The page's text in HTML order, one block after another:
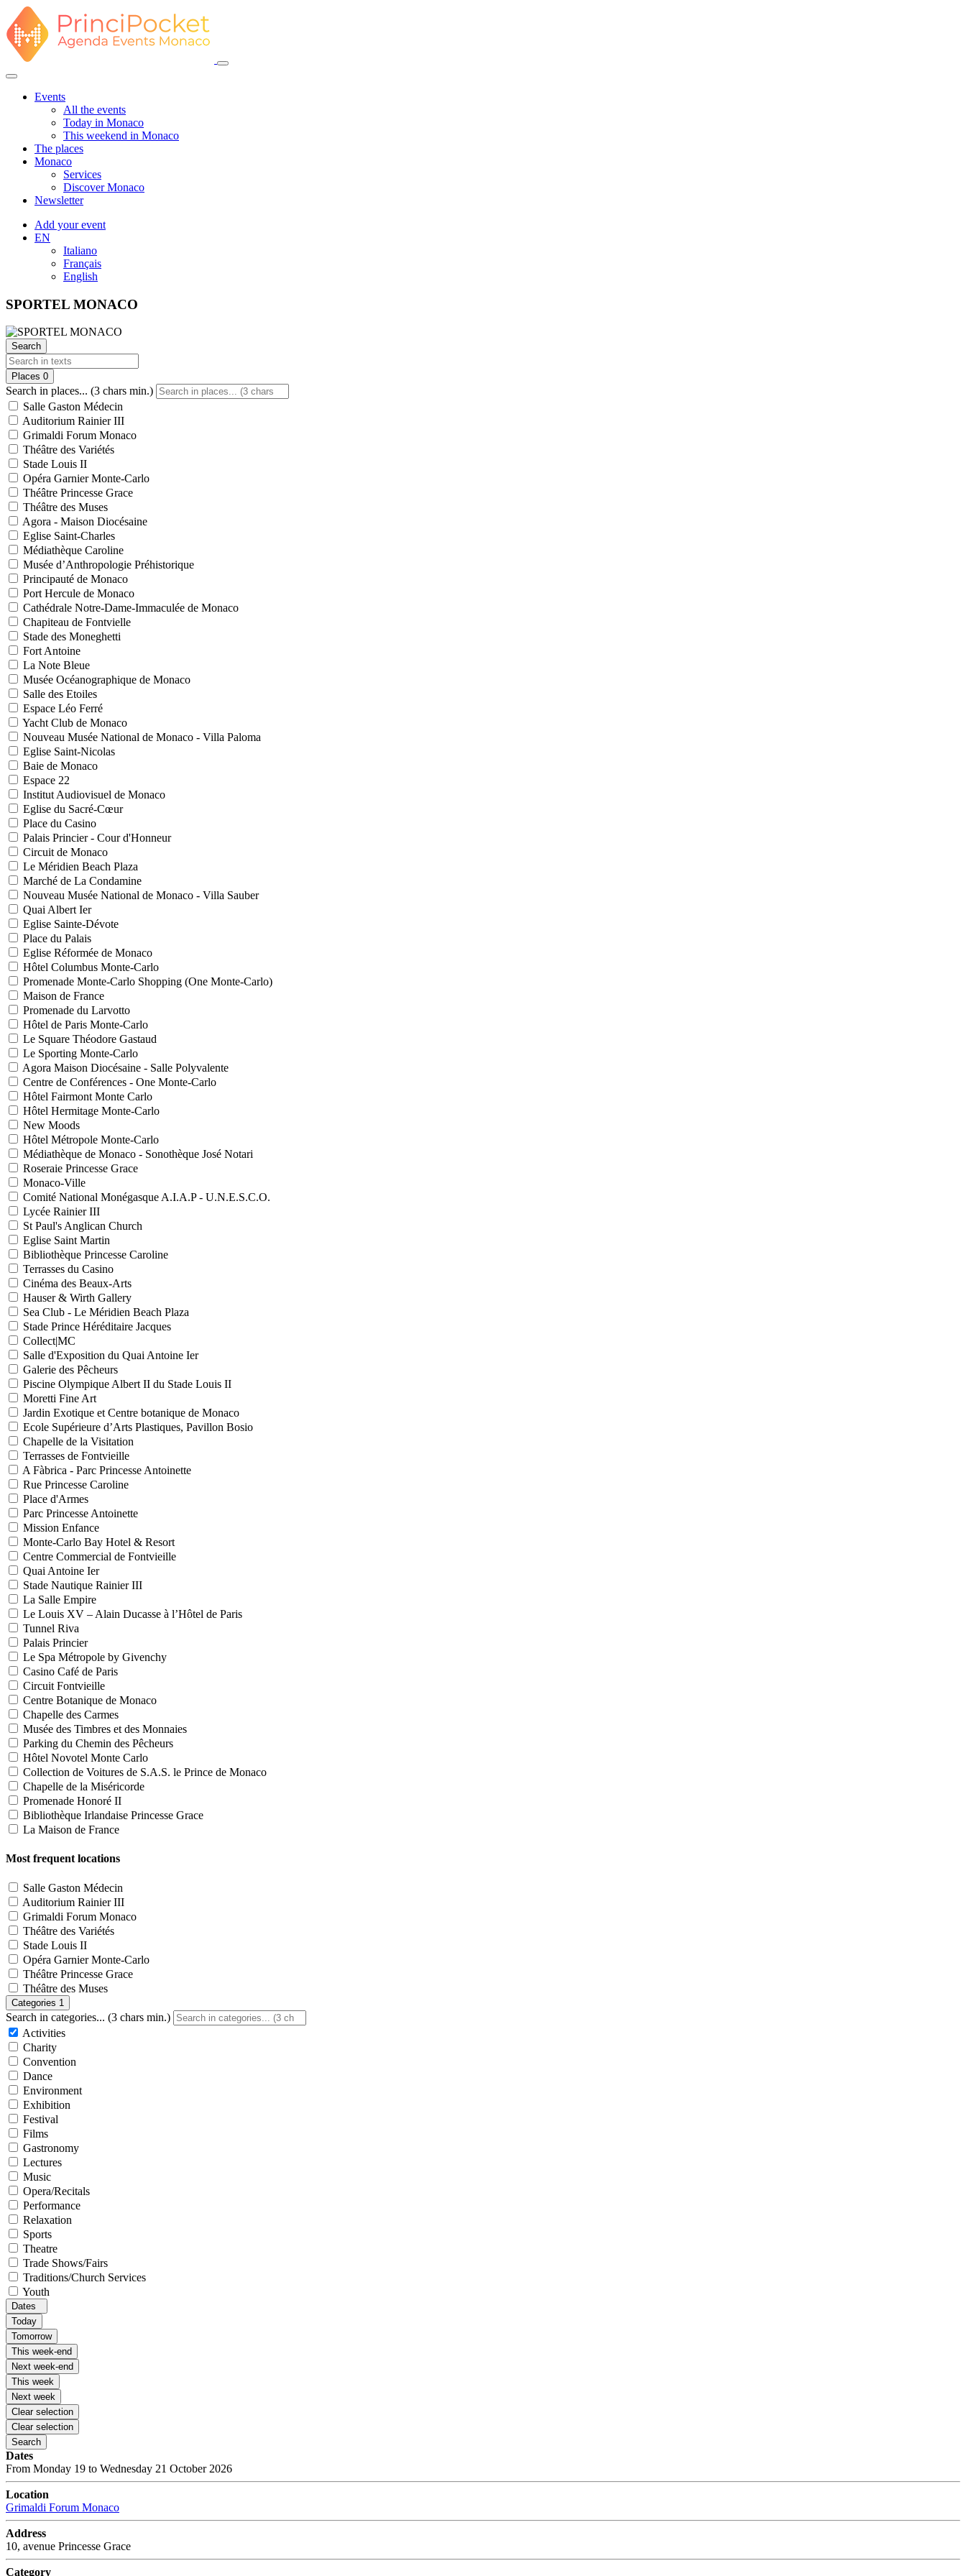
Events
All the events
Today in Monaco
This weekend in Monaco
The places
Monaco
Services
Discover Monaco
Newsletter
Add your event
EN
Italiano
Français
English
SPORTEL MONACO
Search
Places 0
Search in places... (3 chars min.)
Salle Gaston Médecin
Auditorium Rainier III
Grimaldi Forum Monaco
Théâtre des Variétés
Stade Louis II
Opéra Garnier Monte-Carlo
Théâtre Princesse Grace
Théâtre des Muses
Agora - Maison Diocésaine
Eglise Saint-Charles
Médiathèque Caroline
Musée d’Anthropologie Préhistorique
Principauté de Monaco
Port Hercule de Monaco
Cathédrale Notre-Dame-Immaculée de Monaco
Chapiteau de Fontvielle
Stade des Moneghetti
Fort Antoine
La Note Bleue
Musée Océanographique de Monaco
Salle des Etoiles
Espace Léo Ferré
Yacht Club de Monaco
Nouveau Musée National de Monaco - Villa Paloma
Eglise Saint-Nicolas
Baie de Monaco
Espace 22
Institut Audiovisuel de Monaco
Eglise du Sacré-Cœur
Place du Casino
Palais Princier - Cour d'Honneur
Circuit de Monaco
Le Méridien Beach Plaza
Marché de La Condamine
Nouveau Musée National de Monaco - Villa Sauber
Quai Albert Ier
Eglise Sainte-Dévote
Place du Palais
Eglise Réformée de Monaco
Hôtel Columbus Monte-Carlo
Promenade Monte-Carlo Shopping (One Monte-Carlo)
Maison de France
Promenade du Larvotto
Hôtel de Paris Monte-Carlo
Le Square Théodore Gastaud
Le Sporting Monte-Carlo
Agora Maison Diocésaine - Salle Polyvalente
Centre de Conférences - One Monte-Carlo
Hôtel Fairmont Monte Carlo
Hôtel Hermitage Monte-Carlo
New Moods
Hôtel Métropole Monte-Carlo
Médiathèque de Monaco - Sonothèque José Notari
Roseraie Princesse Grace
Monaco-Ville
Comité National Monégasque A.I.A.P - U.N.E.S.C.O.
Lycée Rainier III
St Paul's Anglican Church
Eglise Saint Martin
Bibliothèque Princesse Caroline
Terrasses du Casino
Cinéma des Beaux-Arts
Hauser & Wirth Gallery
Sea Club - Le Méridien Beach Plaza
Stade Prince Héréditaire Jacques
Collect|MC
Salle d'Exposition du Quai Antoine Ier
Galerie des Pêcheurs
Piscine Olympique Albert II du Stade Louis II
Moretti Fine Art
Jardin Exotique et Centre botanique de Monaco
Ecole Supérieure d’Arts Plastiques, Pavillon Bosio
Chapelle de la Visitation
Terrasses de Fontvieille
A Fàbrica - Parc Princesse Antoinette
Rue Princesse Caroline
Place d'Armes
Parc Princesse Antoinette
Mission Enfance
Monte-Carlo Bay Hotel & Resort
Centre Commercial de Fontvieille
Quai Antoine Ier
Stade Nautique Rainier III
La Salle Empire
Le Louis XV – Alain Ducasse à l’Hôtel de Paris
Tunnel Riva
Palais Princier
Le Spa Métropole by Givenchy
Casino Café de Paris
Circuit Fontvieille
Centre Botanique de Monaco
Chapelle des Carmes
Musée des Timbres et des Monnaies
Parking du Chemin des Pêcheurs
Hôtel Novotel Monte Carlo
Collection de Voitures de S.A.S. le Prince de Monaco
Chapelle de la Miséricorde
Promenade Honoré II
Bibliothèque Irlandaise Princesse Grace
La Maison de France
Most frequent locations
Salle Gaston Médecin
Auditorium Rainier III
Grimaldi Forum Monaco
Théâtre des Variétés
Stade Louis II
Opéra Garnier Monte-Carlo
Théâtre Princesse Grace
Théâtre des Muses
Categories 1
Search in categories... (3 chars min.)
Activities
Charity
Convention
Dance
Environment
Exhibition
Festival
Films
Gastronomy
Lectures
Music
Opera/Recitals
Performance
Relaxation
Sports
Theatre
Trade Shows/Fairs
Traditions/Church Services
Youth
Dates
Today
Tomorrow
This week-end
Next week-end
This week
Next week
Clear selection
Clear selection
Search
Dates
From Monday 19 to Wednesday 21 October 2026
Location
Grimaldi Forum Monaco
Address
10, avenue Princesse Grace
Category